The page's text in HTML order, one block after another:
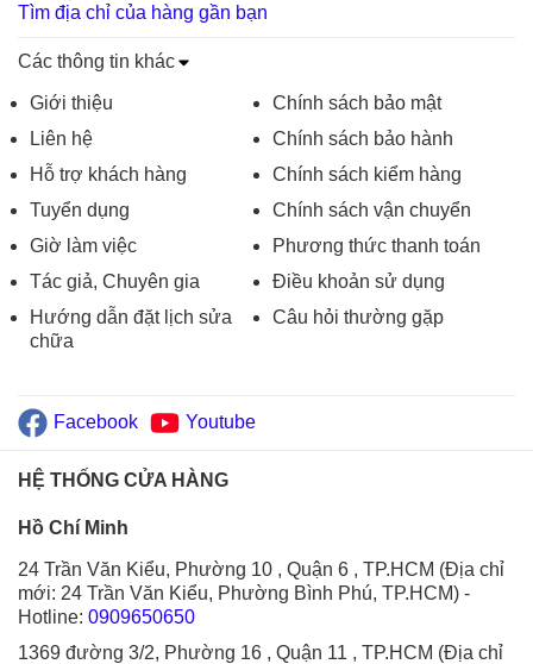
Tìm địa chỉ của hàng gần bạn
Các thông tin khác
Giới thiệu
Liên hệ
Hỗ trợ khách hàng
Tuyển dụng
Giờ làm việc
Tác giả, Chuyên gia
Hướng dẫn đặt lịch sửa
chữa
Chính sách bảo mật
Chính sách bảo hành
Chính sách kiểm hàng
Chính sách vận chuyển
Phương thức thanh toán
Điều khoản sử dụng
Câu hỏi thường gặp
Facebook Youtube
HỆ THỐNG CỬA HÀNG
Hồ Chí Minh
24 Trần Văn Kiểu, Phường 10 , Quận 6 , TP.HCM (Địa chỉ
mới: 24 Trần Văn Kiểu, Phường Bình Phú, TP.HCM) -
Hotline: 0909650650
1369 đường 3/2, Phường 16 , Quận 11 , TP.HCM (Địa chỉ